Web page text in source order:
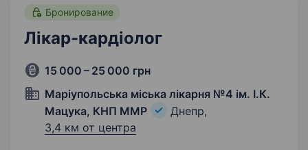
Бронирование
Лікар-кардіолог
15 000 – 25 000 грн
Маріупольська міська лікарня №4 ім. І.К.
Мацука, КНП ММР
Днепр,
3,4 км от центра